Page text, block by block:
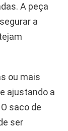
A peça
a
ou mais
ajustando a
saco de
ser